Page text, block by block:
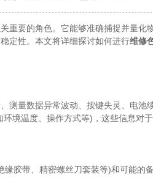
要的角色。它能够准确捕捉并量化
定性。本文将详细探讨如何进行维修
量数据异常波动、按键失灵、电池
境温度、操作方式等)，这些信息对
带、精密螺丝刀套装等)和可能的